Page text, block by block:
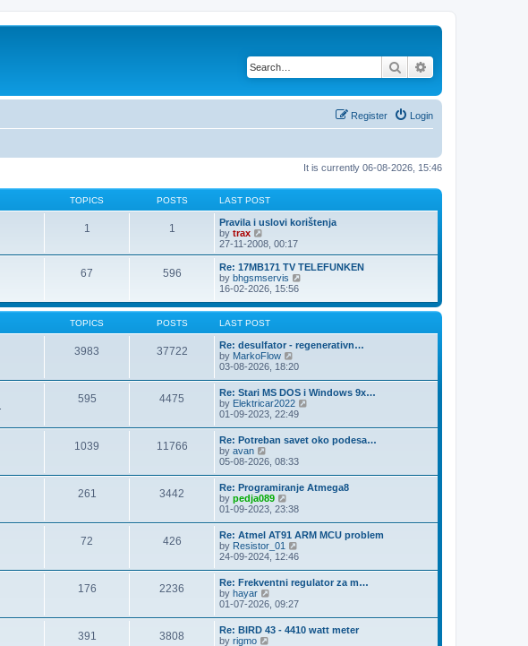
Search
Login
Register
It is currently 06-08-2026, 15:46
TOPICS POSTS LAST POST
1 1
Pravila i uslovi korištenja
by trax
i
e
w
t
h
l
a
t
e
s
t
p
o
s
t
27-11-2008, 00:17
67 596
Re: 17MB171 TV TELEFUNKEN
by bhgsmservis
w
e
l
e
s
t
o
s
16-02-2026, 15:56
TOPICS POSTS LAST POST
3983 37722
Re: desulfator - regenerativn…
by MarkoFlow
i
w
t
h
e
l
a
e
s
t
p
o
s
t
03-08-2026, 18:20
595 4475
Re: Stari MS DOS i Windows 9x…
by Elektricar2022
t
l
a
s
t
p
t
01-09-2023, 22:49
1039 11766
Re: Potreban savet oko podesa…
by avan
i
t
h
e
l
a
t
e
s
t
p
o
s
t
05-08-2026, 08:33
261 3442
Re: Programiranje Atmega8
by pedja089
i
w
t
h
e
l
a
e
s
t
p
01-09-2023, 23:38
72 426
Re: Atmel AT91 ARM MCU problem
by Resistor_01
i
t
h
l
a
24-09-2024, 12:46
176 2236
Re: Frekventni regulator za m…
by hayar
w
t
01-07-2026, 09:27
391 3808
Re: BIRD 43 - 4410 watt meter
by rigmo